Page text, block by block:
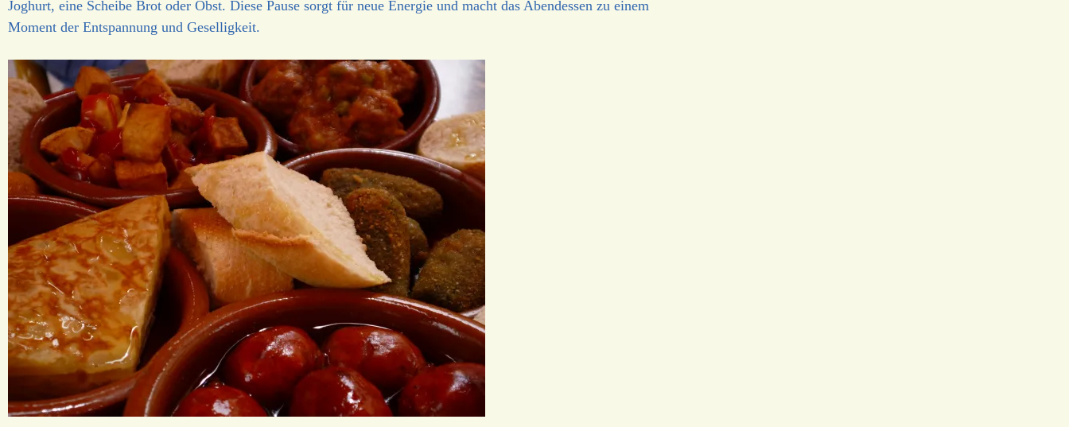
Joghurt, eine Scheibe Brot oder Obst. Diese Pause sorgt für neue Energie und macht das Abendessen zu einem
Moment der Entspannung und Geselligkeit.